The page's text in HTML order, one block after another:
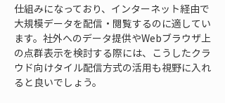
仕組みになっており、インターネット経由で
大規模データを配信・閲覧するのに適してい
ます。社外へのデータ提供やWebブラウザ上
の点群表示を検討する際には、こうしたクラ
ウド向けタイル配信方式の活用も視野に入れ
ると良いでしょう。